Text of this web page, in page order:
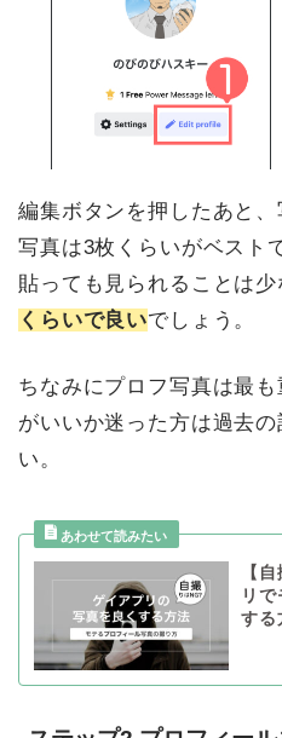
編集ボタンを押したあと、
写真は3枚くらいがベスト
貼っても見られることは
くらいで良いでしょう。
ちなみにプロフ写真は最
がいいか迷った方は過去
い。
【
リ
する